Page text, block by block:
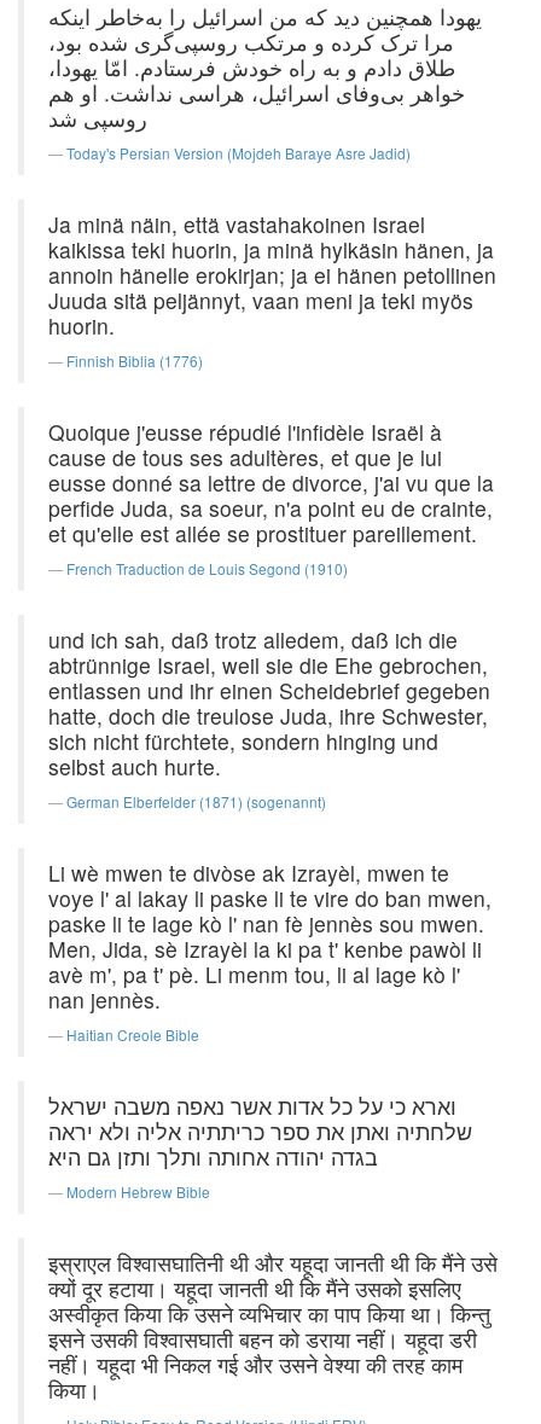
یهودا همچنین دید که من اسرائیل را به‌خاطر اینکه
مرا ترک کرده و مرتکب روسپی‌گری شده بود،
طلاق دادم و به راه خودش فرستادم. امّا یهودا،
خواهر بی‌وفای اسرائیل، هراسی نداشت. او هم
روسپی شد
Today's Persian Version (Mojdeh Baraye Asre Jadid)
Ja minä näin, että vastahakoinen Israel
kaikissa teki huorin, ja minä hylkäsin hänen, ja
annoin hänelle erokirjan; ja ei hänen petollinen
Juuda sitä peljännyt, vaan meni ja teki myös
huorin.
Finnish Biblia (1776)
Quoique j'eusse répudié l'infidèle Israël à
cause de tous ses adultères, et que je lui
eusse donné sa lettre de divorce, j'ai vu que la
perfide Juda, sa soeur, n'a point eu de crainte,
et qu'elle est allée se prostituer pareillement.
French Traduction de Louis Segond (1910)
und ich sah, daß trotz alledem, daß ich die
abtrünnige Israel, weil sie die Ehe gebrochen,
entlassen und ihr einen Scheidebrief gegeben
hatte, doch die treulose Juda, ihre Schwester,
sich nicht fürchtete, sondern hinging und
selbst auch hurte.
German Elberfelder (1871) (sogenannt)
Li wè mwen te divòse ak Izrayèl, mwen te
voye l' al lakay li paske li te vire do ban mwen,
paske li te lage kò l' nan fè jennès sou mwen.
Men, Jida, sè Izrayèl la ki pa t' kenbe pawòl li
avè m', pa t' pè. Li menm tou, li al lage kò l'
nan jennès.
Haitian Creole Bible
וארא כי על כל אדות אשר נאפה משבה ישראל
שלחתיה ואתן את ספר כריתתיה אליה ולא יראה
בגדה יהודה אחותה ותלך ותזן גם היא׃
Modern Hebrew Bible
इस्राएल विश्वासघातिनी थी और यहूदा जानती थी कि मैंने उसे
क्यों दूर हटाया। यहूदा जानती थी कि मैंने उसको इसलिए
अस्वीकृत किया कि उसने व्यभिचार का पाप किया था। किन्तु
इसने उसकी विश्वासघाती बहन को डराया नहीं। यहूदा डरी
नहीं। यहूदा भी निकल गई और उसने वेश्या की तरह काम
किया।